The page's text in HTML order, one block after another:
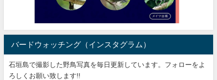
バードウォッチング（インスタグラム）
石垣島で撮影した野鳥写真を毎日更新しています。フォローをよ
ろしくお願い致します!!